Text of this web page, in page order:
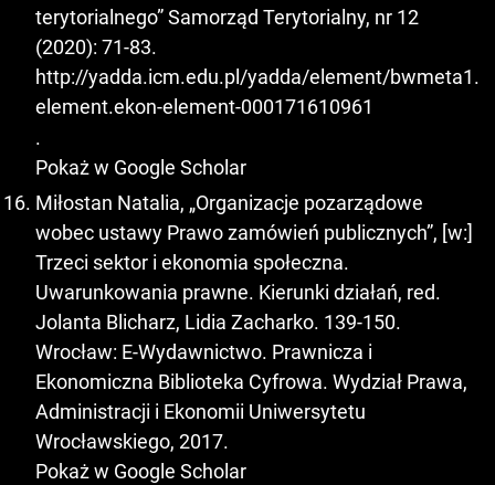
terytorialnego” Samorząd Terytorialny, nr 12
(2020): 71-83.
http://yadda.icm.edu.pl/yadda/element/bwmeta1.
element.ekon-element-000171610961
.
Pokaż w Google Scholar
Miłostan Natalia, „Organizacje pozarządowe
wobec ustawy Prawo zamówień publicznych”, [w:]
Trzeci sektor i ekonomia społeczna.
Uwarunkowania prawne. Kierunki działań, red.
Jolanta Blicharz, Lidia Zacharko. 139-150.
Wrocław: E-Wydawnictwo. Prawnicza i
Ekonomiczna Biblioteka Cyfrowa. Wydział Prawa,
Administracji i Ekonomii Uniwersytetu
Wrocławskiego, 2017.
Pokaż w Google Scholar